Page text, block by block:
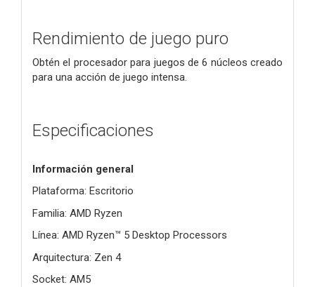
Rendimiento de juego puro
Obtén el procesador para juegos de 6 núcleos creado
para una acción de juego intensa.
Especificaciones
Información general
Plataforma: Escritorio
Familia: AMD Ryzen
Línea: AMD Ryzen™ 5 Desktop Processors
Arquitectura: Zen 4
Socket: AM5